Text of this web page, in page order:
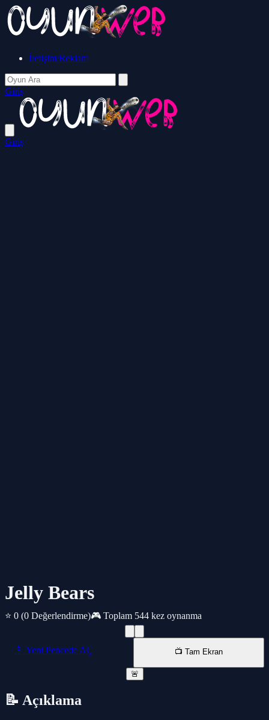
İletişim/Reklam
Giriş
Giriş
Jelly Bears
⭐ 0 (0 Değerlendirme)🎮 Toplam 544 kez oynanma
📱 Yeni Pencede AÇ 📺 Tam Ekran
🚨
📝 Açıklama